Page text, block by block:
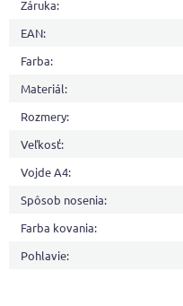
Záruka:
EAN:
Farba:
Materiál:
Rozmery:
Veľkosť:
Vojde A4:
Spôsob nosenia:
Farba kovania:
Pohlavie: